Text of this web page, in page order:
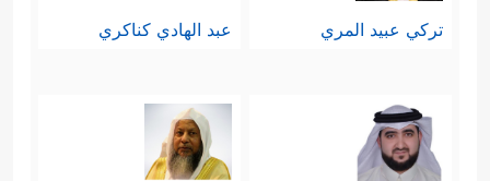
تركي عبيد المري عبد الهادي كناكري